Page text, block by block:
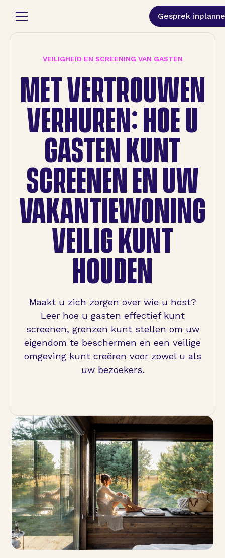
Gesprek
VEILIGHEID EN SCREENING VAN GASTEN
MET VERTROUWEN
VERHUREN: HOE U
GASTEN KUNT
SCREENEN EN UW
VAKANTIEWONING
VEILIG KUNT
HOUDEN
Maakt u zich zorgen over wie u host?
Leer hoe u gasten effectief kunt
screenen, grenzen kunt stellen om uw
eigendom te beschermen en een veilige
omgeving kunt creëren voor zowel u als
uw bezoekers.